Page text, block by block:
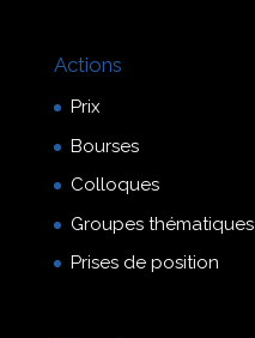
Actions
Prix
Bourses
Colloques
Groupes thématiques
Prises de position